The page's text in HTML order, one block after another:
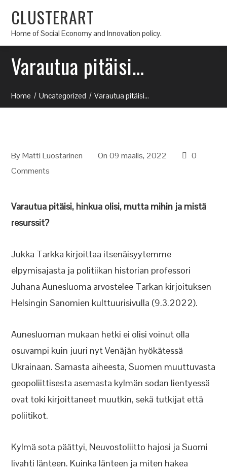
CLUSTERART
Home of Social Economy and Innovation policy.
Varautua pitäisi…
Home Uncategorized Varautua pitäisi…
ByMatti Luostarinen On 09 maalis, 2022
0
Comments
Varautua pitäisi, hinkua olisi, mutta mihin ja mistä
resurssit?
Jukka Tarkka kirjoittaa itsenäisyytemme
elpymisajasta ja politiikan historian professori
Juhana Aunesluoma arvostelee Tarkan kirjoituksen
Helsingin Sanomien kulttuurisivulla (9.3.2022).
Aunesluoman mukaan hetki ei olisi voinut olla
osuvampi kuin juuri nyt Venäjän hyökätessä
Ukrainaan. Samasta aiheesta, Suomen muuttuvasta
geopoliittisesta asemasta kylmän sodan lientyessä
ovat toki kirjoittaneet muutkin, sekä tutkijat että
poliitikot.
Kylmä sota päättyi, Neuvostoliitto hajosi ja Suomi
livahti länteen. Kuinka länteen ja miten hakea